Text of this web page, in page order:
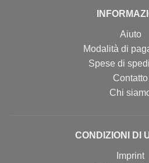
Aiuto
Modalità di
Spese di
Contatto
Chi
CONDIZIONI DI
Imprint